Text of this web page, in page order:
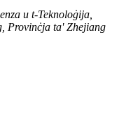
u t-Teknoloġija,
Provinċja ta' Zhejiang